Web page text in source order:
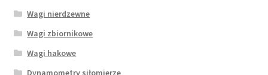
Wagi nierdzewne
Wagi zbiornikowe
Wagi hakowe
Dynamometry siłomierze